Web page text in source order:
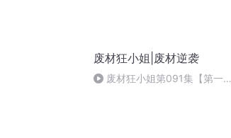
废材狂小姐|废材逆袭
废材狂小姐第091集【第一季